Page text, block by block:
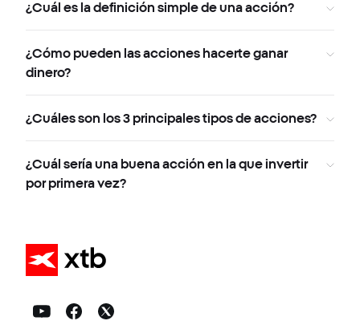
¿Cuál es la definición simple de una acción?
¿Cómo pueden las acciones hacerte ganar
dinero?
¿Cuáles son los 3 principales tipos de acciones?
¿Cuál sería una buena acción en la que invertir
por primera vez?